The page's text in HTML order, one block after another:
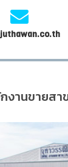
งานขายสา